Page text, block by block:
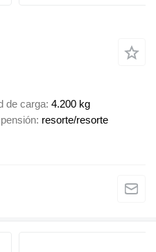
de carga 4.200 kg
resorte/resorte